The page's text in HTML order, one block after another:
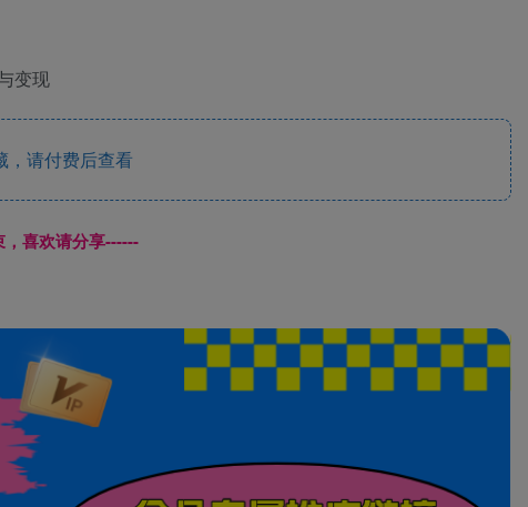
变现
，请付费后查看
喜欢请分享------